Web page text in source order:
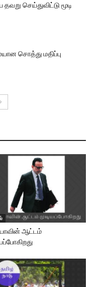
செய்துவிட்டு மூடி
சொத்து மதிப்பு
ஆட்டம்